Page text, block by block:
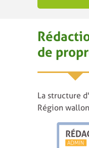
de
La structure
Région